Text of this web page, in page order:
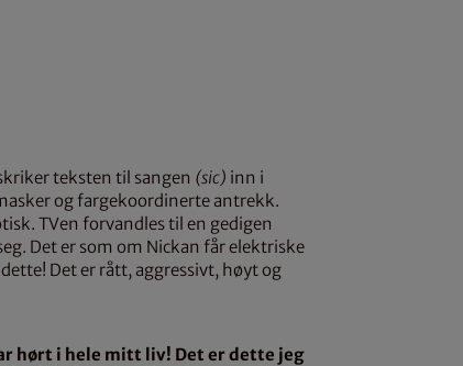
teksten til sangen (sic) inn i
og fargekoordinerte antrekk.
TVen forvandles til en gedigen
Det er som om Nickan får elektriske
Det er rått, aggressivt, høyt og
hørt i hele mitt liv! Det er dette jeg